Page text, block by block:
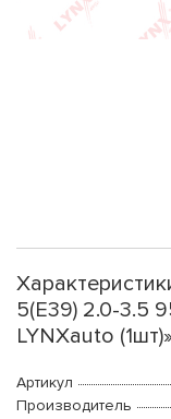
5(E39) 2.0-3.5
LYNXauto (1шт)»
Артикул
Производитель